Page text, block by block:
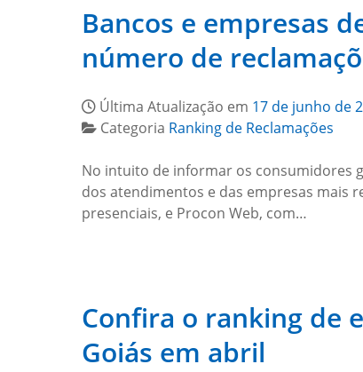
Bancos e empresas
número de
Última Atualização em 17 de junho de
Categoria Ranking de Reclamações
No intuito de informar os consumidores
dos atendimentos e das empresas mais
presenciais, e Procon Web, com…
Confira o ranking de
Goiás em abril